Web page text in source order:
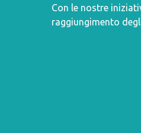
Con le nostre
raggiungimento